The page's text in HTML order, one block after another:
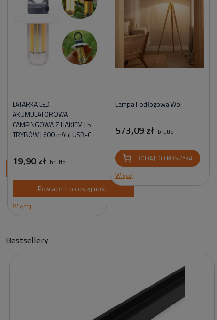
LATARKA LED
AKUMULATOROWA
CAMPINGOWA Z HAKIEM | 5
TRYBÓW | 600 mAh| USB-C
19,90 zł brutto
Powiadom o dostępności
Więcej
Lampa Podłogowa Wol
573,09 zł brutto
DODAJ DO KOSZYKA
Więcej
Bestsellery